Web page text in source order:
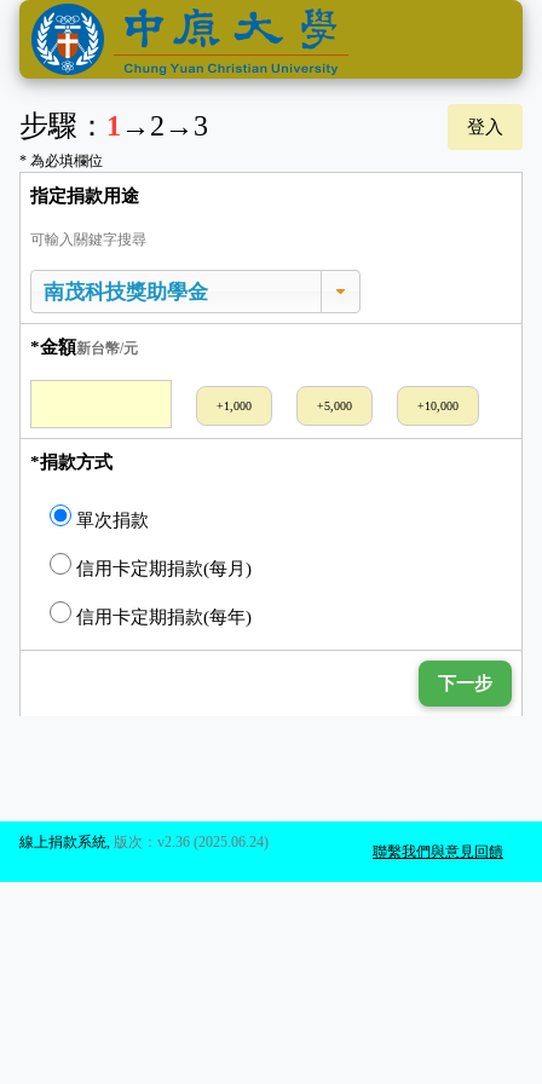
步驟： 1→ 2→ 3 登入
* 為必填欄位
指定捐款用途
可輸入關鍵字搜尋
*金額新台幣/元
+1,000 +5,000 +10,000
*捐款方式
單次捐款
信用卡定期捐款(每月)
信用卡定期捐款(每年)
下一步
聯繫我們與意見回饋
線上捐款系統 版次：v2.36 (2025.06.24)